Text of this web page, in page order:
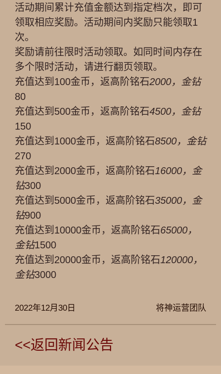
活动期间累计充值金额达到指定档次，即可
领取相应奖励。活动期间内奖励只能领取1
次。
奖励请前往限时活动领取。如同时间内存在
多个限时活动，请进行翻页领取。
充值达到100金币，返高阶铭石2000，金钻
80
充值达到500金币，返高阶铭石4500，金钻
150
充值达到1000金币，返高阶铭石8500，金钻
270
充值达到2000金币，返高阶铭石16000，金
钻300
充值达到5000金币，返高阶铭石35000，金
钻900
充值达到10000金币，返高阶铭石65000，
金钻1500
充值达到20000金币，返高阶铭石120000，
金钻3000
将神运营团队
2022年12月30日
<<返回新闻公告